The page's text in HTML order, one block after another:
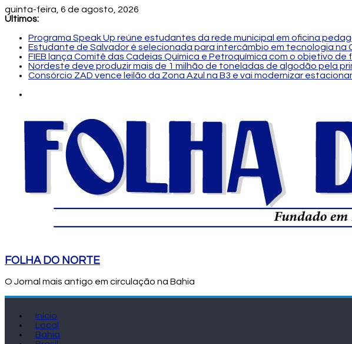
quinta-feira, 6 de agosto, 2026
Últimos:
Programa Speak Up reúne estudantes da rede municipal em oficina
Estudante de Salvador é selecionada para intercâmbio em tecnologia na
FIEB lança Comitê das Cadeias Química e Petroquímica com o objetivo
Nordeste deve produzir mais de 1 milhão de toneladas de algodão pela
Consórcio ZAD vence leilão da Zona Azul na B3 e vai modernizar
FOLHA DO NORTE
O Jornal mais antigo em circulação na Bahia
Início
Local
Bahia